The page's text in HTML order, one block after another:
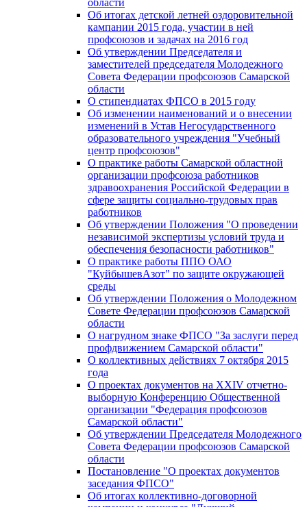
Об итогах детской летней оздоровительной
кампании 2015 года, участии в ней
профсоюзов и задачах на 2016 год
Об утверждении Председателя и
заместителей председателя Молодежного
Совета Федерации профсоюзов Самарской
области
О стипендиатах ФПСО в 2015 году
Об изменении наименований и о внесении
изменений в Устав Негосударственного
образовательного учреждения "Учебный
центр профсоюзов"
О практике работы Самарской областной
организации профсоюза работников
здравоохранения Российской Федерации в
сфере защиты социально-трудовых прав
работников
Об утверждении Положения "О проведении
независимой экспертизы условий труда и
обеспечения безопасности работников"
О практике работы ППО ОАО
"КуйбышевАзот" по защите окружающей
среды
Об утверждении Положения о Молодежном
Совете Федерации профсоюзов Самарской
области
О нагрудном знаке ФПСО "За заслуги перед
профдвижением Самарской области"
О коллективных действиях 7 октября 2015
года
О проектах документов на XXIV отчетно-
выборную Конференцию Общественной
организации "Федерация профсоюзов
Самарской области"
Об утверждении Председателя Молодежного
Совета Федерации профсоюзов Самарской
области
Постановление "О проектах документов
заседания ФПСО"
Об итогах коллективно-договорной